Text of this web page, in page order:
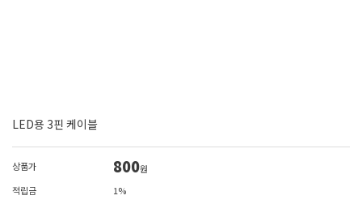
LED용 3핀 케이블
상품가 800원
적립금
1%